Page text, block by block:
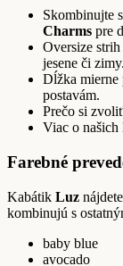
Skombinujte
Charms pre
Oversize
jesene či zimy.
Dĺžka mierne
postavám.
Prečo si
Viac o našich
Farebné
Kabátik Luz
kombinujú s
baby blue
avocado